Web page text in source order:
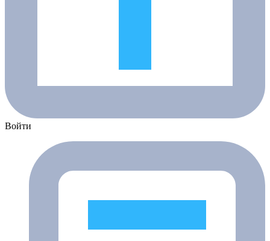
Войти